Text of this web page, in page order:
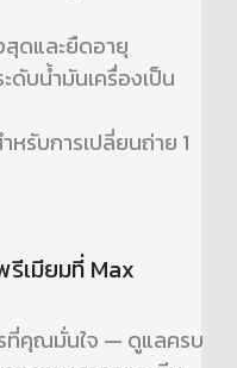
ดและยืดอายุ
ดับน้ำมันเครื่องเป็น
รับการเปลี่ยนถ่าย 1
เมียมที่ Max
ที่คุณมั่นใจ — ดูแลครบ